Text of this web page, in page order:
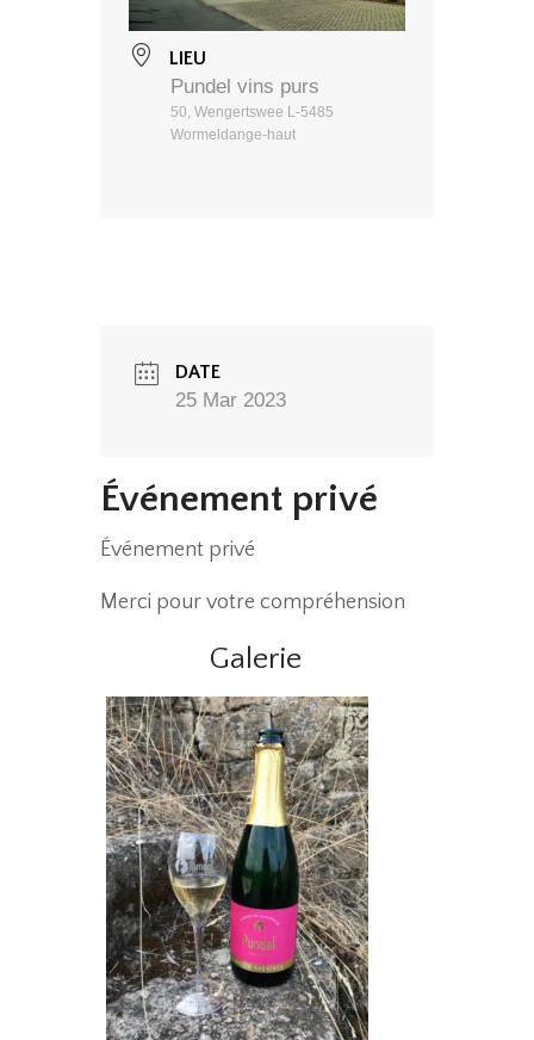
LIEU
Pundel vins purs
50, Wengertswee L-5485
Wormeldange-haut
DATE
25 Mar 2023
Événement privé
Événement privé
Merci pour votre compréhension
Galerie